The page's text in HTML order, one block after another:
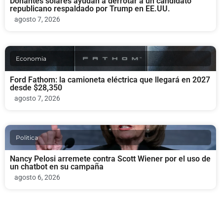
republicano respaldado por Trump en EE.UU.
agosto 7, 2026
Economia
Ford Fathom: la camioneta eléctrica que llegará en 2027
desde $28,350
agosto 7, 2026
Politica
Nancy Pelosi arremete contra Scott Wiener por el uso de
un chatbot en su campaña
agosto 6, 2026